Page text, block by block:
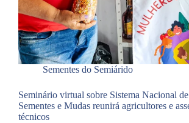
Sementes do Semiárido
Seminário virtual sobre Sistema Nacional de
Sementes e Mudas reunirá agricultores e
técnicos